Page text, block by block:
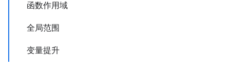
函数作用域
全局范围
变量提升